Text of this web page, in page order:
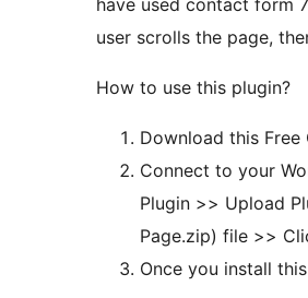
have used contact form
user scrolls the page,
How to use this plugin?
Download this Free
Connect to your
Plugin >> Upload